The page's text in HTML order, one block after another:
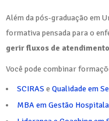
Além da pós-graduação em
formativa pensada para o
gerir fluxos de
Você pode combinar
SCIRAS e Qualidade em
MBA em Gestão